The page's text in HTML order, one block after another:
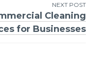
NEXT POST
Cleaning
for Businesses